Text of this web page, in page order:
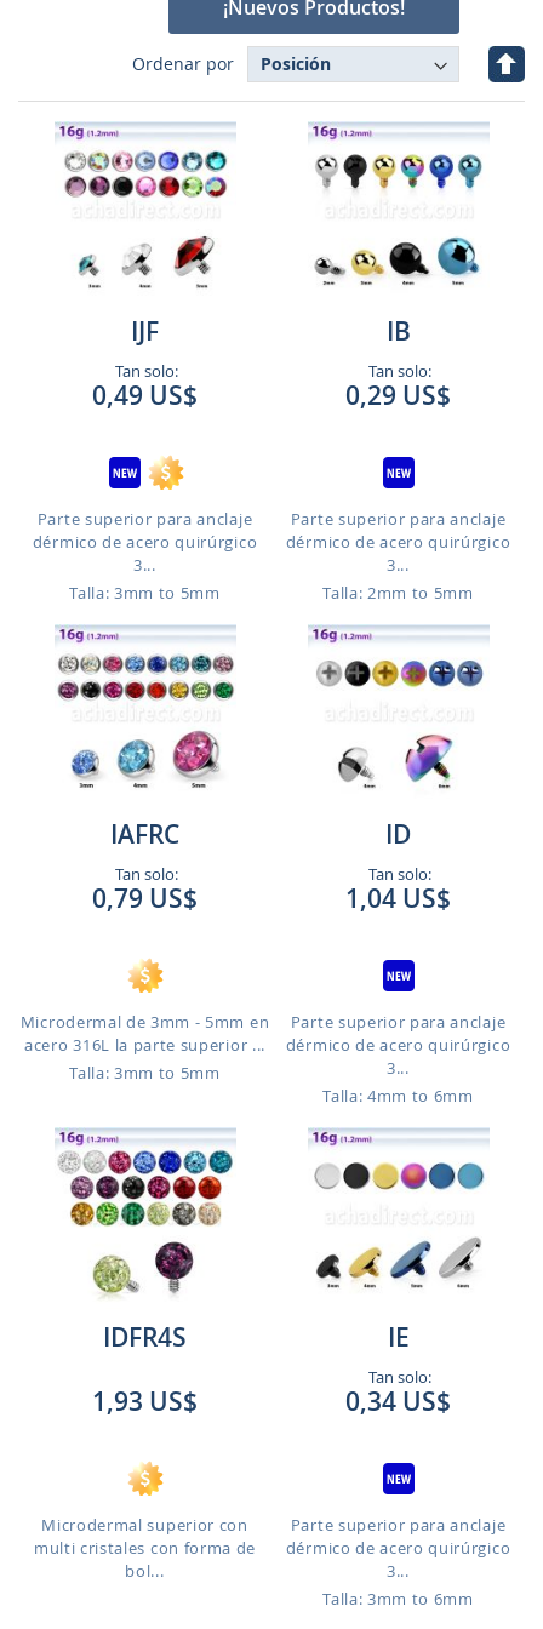
¡Nuevos Productos!
Ordenar por
Fijar
IJF
Tan solo:
0,49 US$
Parte superior para anclaje
dérmico de acero quirúrgico
3...
Talla: 3mm to 5mm
IB
Tan solo:
0,29 US$
Parte superior para anclaje
dérmico de acero quirúrgico
3...
Talla: 2mm to 5mm
IAFRC
Tan solo:
0,79 US$
Microdermal de 3mm - 5mm en
acero 316L la parte superior ...
Talla: 3mm to 5mm
ID
Tan solo:
1,04 US$
Parte superior para anclaje
dérmico de acero quirúrgico
3...
Talla: 4mm to 6mm
IDFR4S
1,93 US$
Microdermal superior con
multi cristales con forma de
bol...
IE
Tan solo:
0,34 US$
Parte superior para anclaje
dérmico de acero quirúrgico
3...
Talla: 3mm to 6mm